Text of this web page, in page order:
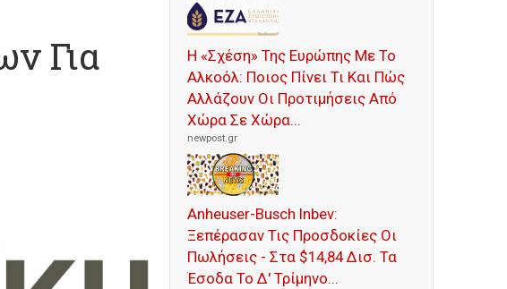
Για
Η «Σχέση» Της Ευρώπης Με Το
Αλκοόλ: Ποιος Πίνει Τι Και Πώς
Αλλάζουν Οι Προτιμήσεις Από
Χώρα Σε Χώρα...
newpost.gr
Anheuser-Busch Inbev:
Ξεπέρασαν Τις Προσδοκίες Οι
Πωλήσεις - Στα $14,84 Δισ. Τα
Έσοδα Το Δ' Τρίμηνο...